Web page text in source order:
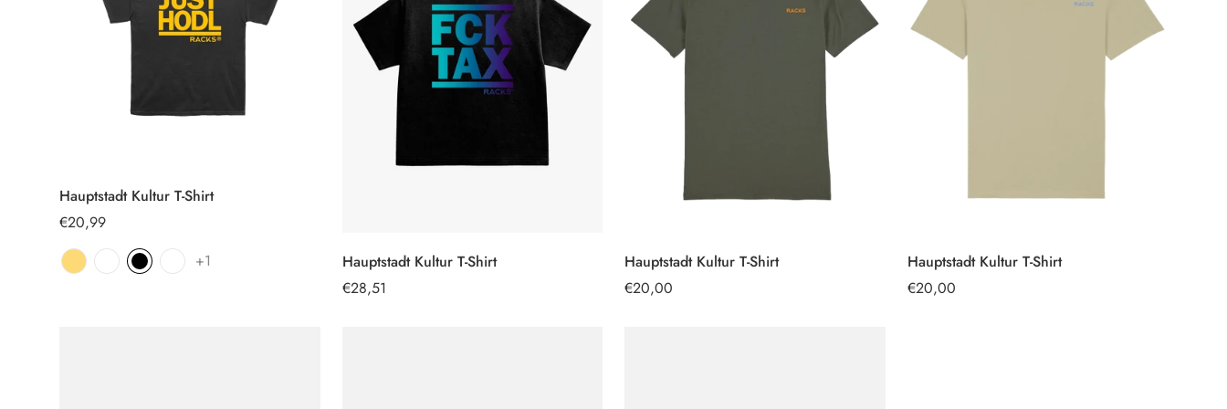
OPTIONEN
Hauptstadt Kultur T-Shirt
Regulärer
Preis
€20,99
+1
OPTIONEN
Hauptstadt Kultur T-Shirt
Regulärer
€28,51
OPTIONEN
Hauptstadt Kultur T-Shirt
Regulärer
€20,00
OPTIONEN
Hauptstadt Kultur T-Shirt
Regulärer
€20,00